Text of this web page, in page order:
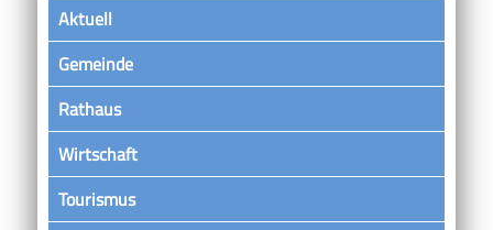
Aktuell
Gemeinde
Rathaus
Wirtschaft
Tourismus